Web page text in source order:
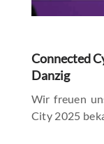
Connected
Danzig
Wir freuen
City 2025